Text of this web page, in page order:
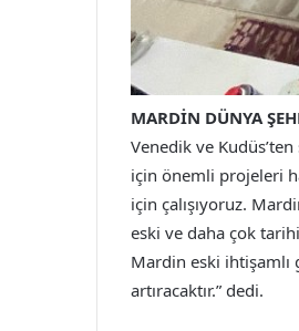
MARDİN DÜNYA
Venedik ve
için önemli projeleri
için çalışıyoruz.
eski ve daha çok tarihi
Mardin eski ihtişamlı
artıracaktır.” dedi.